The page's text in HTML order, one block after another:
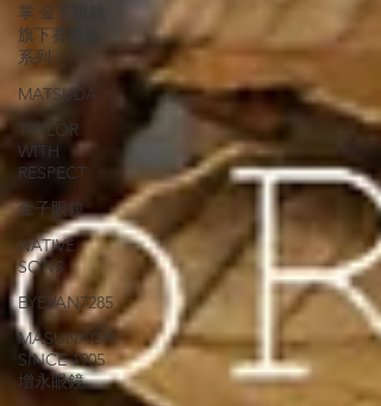
掌 金子眼鏡
旗下賽璐珞
系列
MATSUDA
TAYLOR
WITH
RESPECT
金子眼鏡
NATIVE
SONS
EYEVAN7285
MASUNAGA
SINCE 1905
增永眼鏡